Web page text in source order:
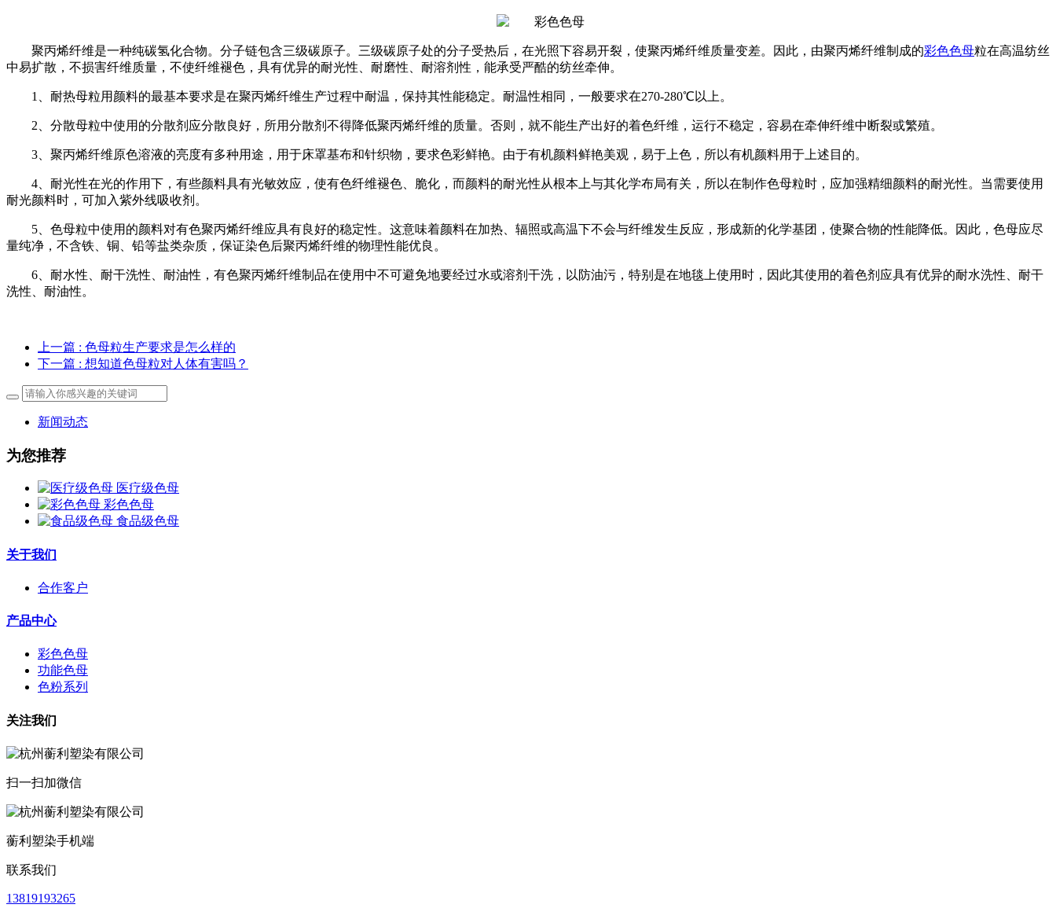
聚丙烯纤维是一种纯碳氢化合物。分子链包含三级碳原子。三级碳原子处的分子受热后，在光照下容易开裂，使聚丙烯纤维质量变差。因此，由聚丙烯纤维制成的彩色色母粒在高温纺丝
中易扩散，不损害纤维质量，不使纤维褪色，具有优异的耐光性、耐磨性、耐溶剂性，能承受严酷的纺丝牵伸。
1、耐热母粒用颜料的最基本要求是在聚丙烯纤维生产过程中耐温，保持其性能稳定。耐温性相同，一般要求在270-280℃以上。
2、分散母粒中使用的分散剂应分散良好，所用分散剂不得降低聚丙烯纤维的质量。否则，就不能生产出好的着色纤维，运行不稳定，容易在牵伸纤维中断裂或繁殖。
3、聚丙烯纤维原色溶液的亮度有多种用途，用于床罩基布和针织物，要求色彩鲜艳。由于有机颜料鲜艳美观，易于上色，所以有机颜料用于上述目的。
4、耐光性在光的作用下，有些颜料具有光敏效应，使有色纤维褪色、脆化，而颜料的耐光性从根本上与其化学布局有关，所以在制作色母粒时，应加强精细颜料的耐光性。当需要使用
耐光颜料时，可加入紫外线吸收剂。
5、色母粒中使用的颜料对有色聚丙烯纤维应具有良好的稳定性。这意味着颜料在加热、辐照或高温下不会与纤维发生反应，形成新的化学基团，使聚合物的性能降低。因此，色母应尽
量纯净，不含铁、铜、铅等盐类杂质，保证染色后聚丙烯纤维的物理性能优良。
6、耐水性、耐干洗性、耐油性，有色聚丙烯纤维制品在使用中不可避免地要经过水或溶剂干洗，以防油污，特别是在地毯上使用时，因此其使用的着色剂应具有优异的耐水洗性、耐干
洗性、耐油性。
上一篇 : 色母粒生产要求是怎么样的
下一篇 : 想知道色母粒对人体有害吗？
新闻动态
为您推荐
医疗级色母
彩色色母
食品级色母
关于我们
合作客户
产品中心
彩色色母
功能色母
色粉系列
关注我们
扫一扫加微信
蘅利塑染手机端
联系我们
13819193265